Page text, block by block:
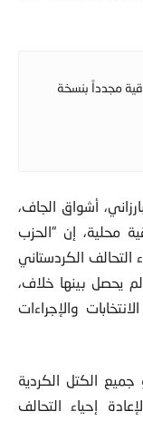
مجدداً بنسخة
أشواق الجاف،
محلية، إن “الحزب
التحالف الكردستاني
يحصل بينها خلاف،
والإجراءات
الكتل الكردية
إحياء التحالف